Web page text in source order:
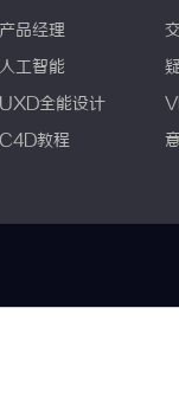
产品经理
人工智能
UXD全能设计
C4D教程